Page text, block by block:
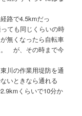
路で4.5kmだっ
ても同じくらいの時
無くなったら自転車
。 が、その時まで今
川の作業用堤防を通
いときなら通れる
くらいで10分か